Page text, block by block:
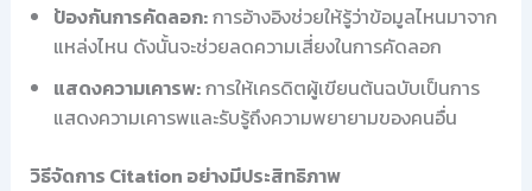
ป้องกันการคัดลอก:การอ้างอิงช่วยให้รู้ว่าข้อมูลไหนมาจาก
แหล่งไหน ดังนั้นจะช่วยลดความเสี่ยงในการคัดลอก
แสดงความเคารพ:การให้เครดิตผู้เขียนต้นฉบับเป็นการ
แสดงความเคารพและรับรู้ถึงความพยายามของคนอื่น
วิธีจัดการ Citation อย่างมีประสิทธิภาพ